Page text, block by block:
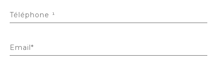
Téléphone ¹
Email*